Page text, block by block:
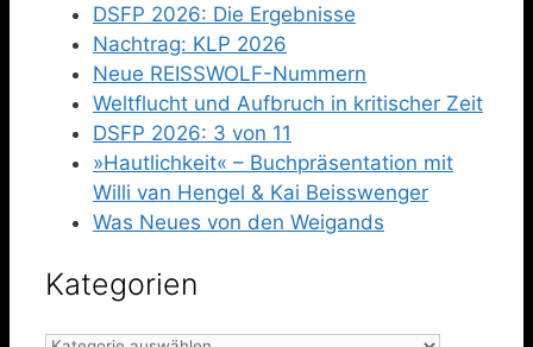
DSFP 2026: Die Ergebnisse
Nachtrag: KLP 2026
Neue REISSWOLF-Nummern
Weltflucht und Aufbruch in kritischer Zeit
DSFP 2026: 3 von 11
»Hautlichkeit« – Buchpräsentation mit
Willi van Hengel & Kai Beisswenger
Was Neues von den Weigands
Kategorien